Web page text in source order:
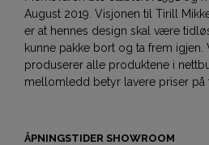
August 2019. Visjonen til Tirill
er at hennes design skal være
kunne pakke bort og ta frem igjen.
produserer alle produktene i
mellomledd betyr lavere priser på
ÅPNINGSTIDER SHOWROOM